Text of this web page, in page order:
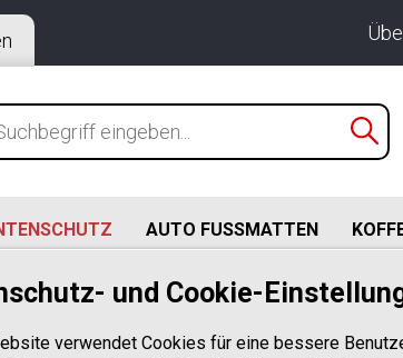
AUTO FUSSMATTEN
05.2018)
Limousine ab BJ. 1.2012-5.2015 passgenau
und Cookie-
verwendet Cookies für eine bessere